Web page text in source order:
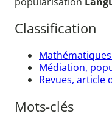
Classification
Médiation,
Revues, article
Mots-clés